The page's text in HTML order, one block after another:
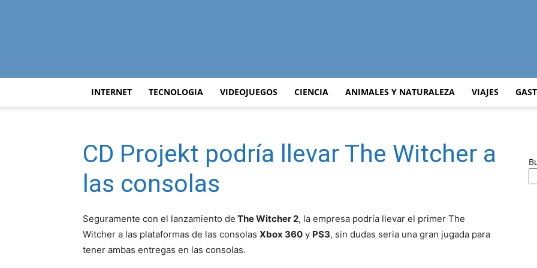
Curiosidades
Curiosas
del
INTERNET TECNOLOGIA VIDEOJUEGOS CIENCIA ANIMALES Y NATURALEZA VIAJES
CD Projekt podría llevar The Witcher a
las consolas
Seguramente con el lanzamiento de The Witcher 2, la empresa podría llevar el primer The
Witcher a las plataformas de las consolas Xbox 360 y PS3, sin dudas seria una gran jugada para
tener ambas entregas en las consolas.